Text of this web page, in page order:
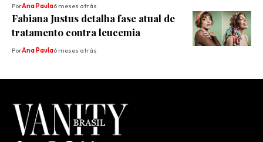
PorAna Paula6 meses atrás
Fabiana Justus detalha fase atual de
tratamento contra leucemia
PorAna Paula6 meses atrás